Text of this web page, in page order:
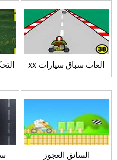
العاب سباق سيارات xx
السائق العجوز